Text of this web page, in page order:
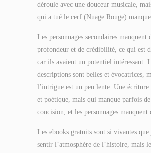
déroule avec une douceur musicale,
qui a tué le cerf (Nuage Rouge)
Les personnages secondaires manquent
profondeur et de crédibilité, ce qui est
car ils avaient un potentiel intéressant.
descriptions sont belles et évocatrices,
l’intrigue est un peu lente. Une écriture
et poétique, mais qui manque parfois
concision, et les personnages manquent
Les ebooks gratuits sont si vivantes que
sentir l’atmosphère de l’histoire, mais